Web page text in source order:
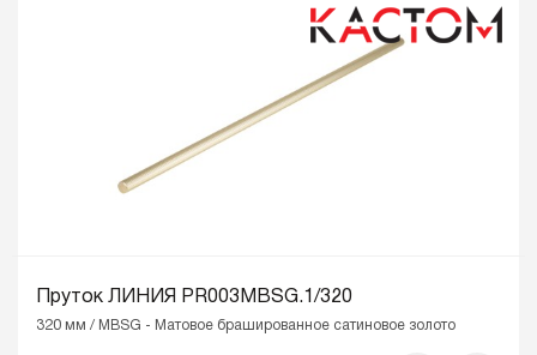
Пруток ЛИНИЯ PR003MBSG.1/320
320 мм / MBSG - Матовое брашированное сатиновое золото